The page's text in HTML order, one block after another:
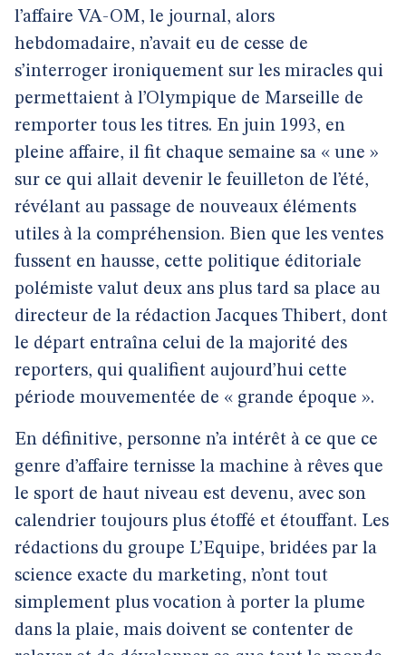
l’affaire VA-OM, le journal, alors
hebdomadaire, n’avait eu de cesse de
s’interroger ironiquement sur les miracles qui
permettaient à l’Olympique de Marseille de
remporter tous les titres. En juin 1993, en
pleine affaire, il fit chaque semaine sa « une »
sur ce qui allait devenir le feuilleton de l’été,
révélant au passage de nouveaux éléments
utiles à la compréhension. Bien que les ventes
fussent en hausse, cette politique éditoriale
polémiste valut deux ans plus tard sa place au
directeur de la rédaction Jacques Thibert, dont
le départ entraîna celui de la majorité des
reporters, qui qualifient aujourd’hui cette
période mouvementée de « grande époque ».
En définitive, personne n’a intérêt à ce que ce
genre d’affaire ternisse la machine à rêves que
le sport de haut niveau est devenu, avec son
calendrier toujours plus étoffé et étouffant. Les
rédactions du groupe L’Equipe, bridées par la
science exacte du marketing, n’ont tout
simplement plus vocation à porter la plume
dans la plaie, mais doivent se contenter de